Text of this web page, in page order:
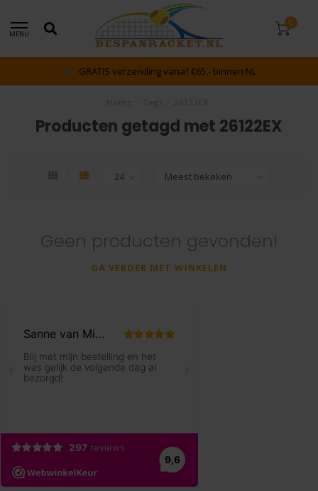
MENU
0
GRATIS verzending vanaf €65,- binnen NL
Producten getagd met 26122EX
Geen producten gevonden!
GA VERDER MET WINKELEN